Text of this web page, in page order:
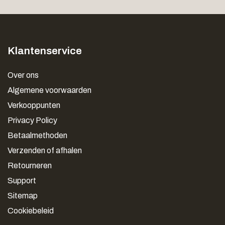
Klantenservice
Over ons
Algemene voorwaarden
Verkooppunten
Privacy Policy
Betaalmethoden
Verzenden of afhalen
Retourneren
Support
Sitemap
Cookiebeleid